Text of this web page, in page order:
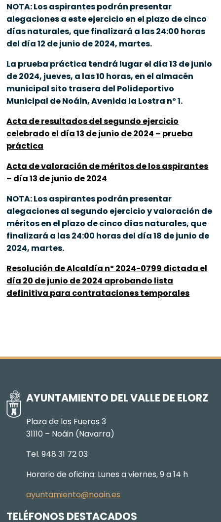
NOTA: Los aspirantes podrán presentar
alegaciones a este ejercicio en el plazo de cinco
días naturales, que finalizará a las 24:00 horas
del día 12 de junio de 2024, martes.
La prueba práctica tendrá lugar el día 13 de junio
de 2024, jueves, a las 10 horas, en el almacén
municipal sito trasera del Polideportivo
Municipal de Noáin, Avenida la Lostra nº 1.
Acta de resultados del segundo ejercicio
celebrado el día 13 de junio de 2024 – prueba
práctica
Acta de valoración de méritos de los aspirantes
– día 13 de junio de 2024
NOTA: Los aspirantes podrán presentar
alegaciones al segundo ejercicio y valoración de
méritos en el plazo de cinco días naturales, que
finalizará a las 24:00 horas del día 18 de junio de
2024, martes.
Resolución de Alcaldía nº 2024-0799 dictada el
día 20 de junio de 2024 aprobando lista
definitiva para contrataciones temporales
AYUNTAMIENTO DEL VALLE DE ELORZ
Plaza de los Fueros 3
31110 – Noáin (Navarra)
Tel. 948 31 72 03
Horario de oficina: Lunes a viernes, 9 a 14 h
ayuntamiento@noain.es
TELÉFONOS DESTACADOS